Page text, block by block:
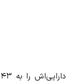
” توانست دارایی‌اش را به ۴۳